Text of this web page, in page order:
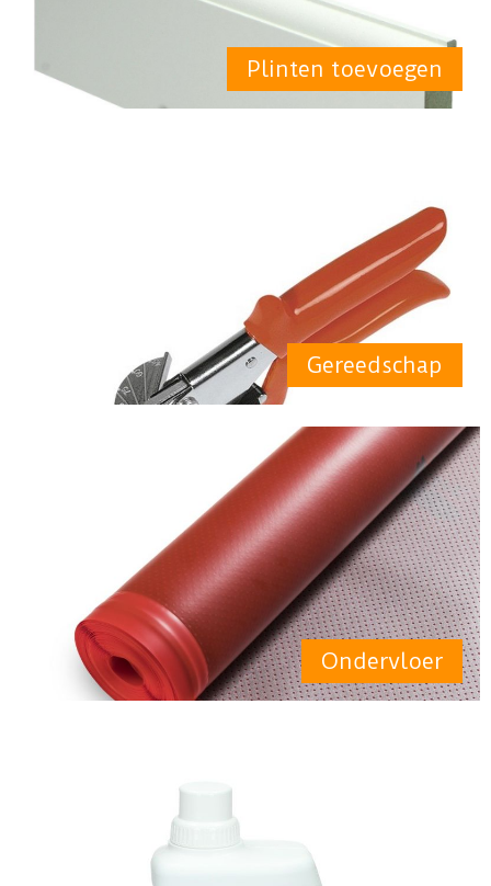
Plinten toevoegen
Gereedschap
Ondervloer